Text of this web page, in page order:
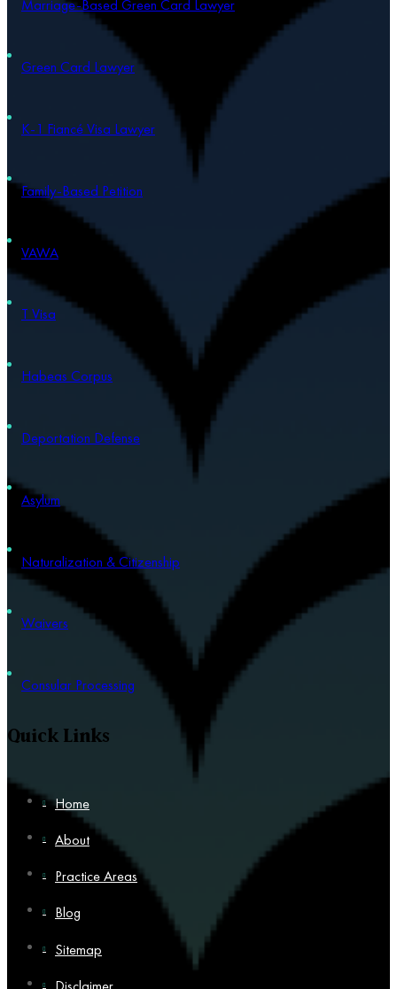
Marriage-Based Green Card Lawyer
Green Card Lawyer
K-1 Fiancé Visa Lawyer
Family-Based Petition
VAWA
T Visa
Habeas Corpus
Deportation Defense
Asylum
Naturalization & Citizenship
Waivers
Consular Processing
Quick Links
Home
About
Practice Areas
Blog
Sitemap